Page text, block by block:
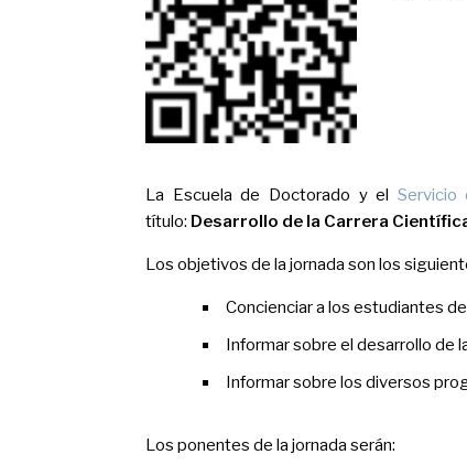
La Escuela de Doctorado y el Servicio
título: Desarrollo de la Carrera
Los objetivos de la jornada son los
Concienciar a los estudiantes
Informar sobre el desarrollo de
Informar sobre los diversos
Los ponentes de la jornada serán: